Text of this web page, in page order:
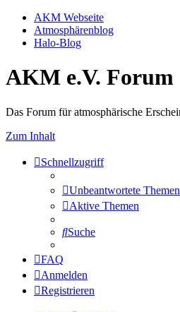
AKM Webseite
Atmosphärenblog
Halo-Blog
AKM e.V. Forum
Das Forum für atmosphärische
Zum Inhalt
Schnellzugriff
Unbeantwortete Themen
Aktive Themen
Suche
FAQ
Anmelden
Registrieren